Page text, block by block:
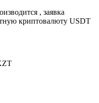
, заявка
криптовалюту USDT